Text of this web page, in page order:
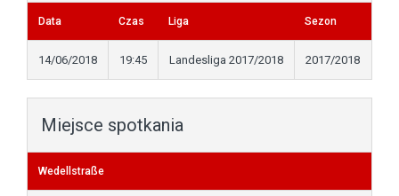
Data Czas Liga Sezon
14/06/2018 19:45 Landesliga 2017/2018 2017/2018
Miejsce spotkania
Wedellstraße